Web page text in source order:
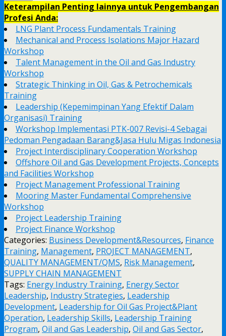
Keterampilan Penting lainnya untuk Pengembangan
Profesi Anda:
LNG Plant Process Fundamentals Training
Mechanical and Process Isolations Major Hazard
Workshop
Talent Management in the Oil and Gas Industry
Workshop
Strategic Thinking in Oil, Gas & Petrochemicals
Training
Leadership (Kepemimpinan Yang Efektif Dalam
Organisasi) Training
Workshop Implementasi PTK-007 Revisi-4 Sebagai
Pedoman Pengadaan Barang&Jasa Hulu Migas Indonesia
Project Interdisciplinary Cooperation Workshop
Offshore Oil and Gas Development Projects, Concepts
and Facilities Workshop
Project Management Professional Training
Mooring Master Fundamental Comprehensive
Workshop
Project Leadership Training
Project Finance Workshop
Categories: Business Development&Resources, Finance
Training, Management, PROJECT MANAGEMENT,
QUALITY MANAGEMENT/QMS, Risk Management,
SUPPLY CHAIN MANAGEMENT
Tags: Energy Industry Training, Energy Sector
Leadership, Industry Strategies, Leadership
Development, Leadership for Oil Gas Project&Plant
Operation, Leadership Skills, Leadership Training
Program, Oil and Gas Leadership, Oil and Gas Sector,